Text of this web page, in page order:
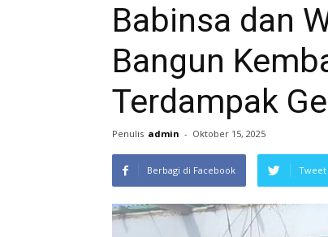
Babinsa dan
Bangun
Terdampak
Penulis admin - Oktober 15, 2025
Berbagi di Facebook